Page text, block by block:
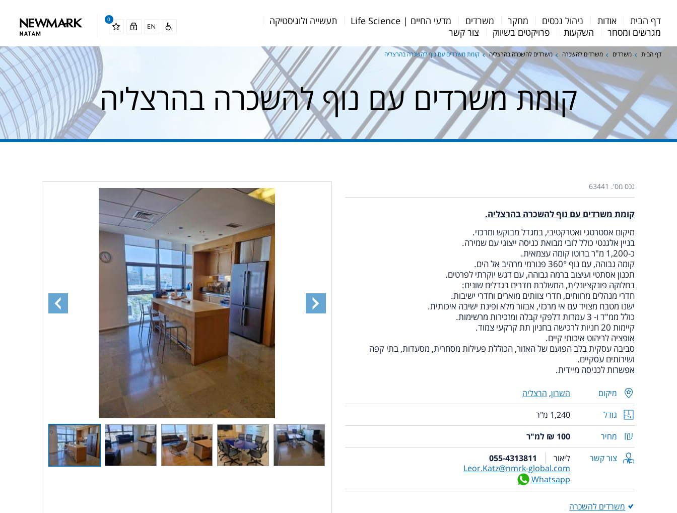
Menu
Bar
דף הבית אודות ניהול נכסים מחקר משרדים מדעי החיים | Life Science
תעשייה ולוגיסטיקה
מגרשים ומסחר
השקעות פרויקטים בשיווק צור קשר
0
דף הבית משרדים משרדים להשכרה משרדים להשכרה בהרצליה קומת משרדים עם נוף להשכרה בהרצליה
קומת משרדים עם נוף להשכרה בהרצליה
נכס מס'. 63441
קומת משרדים עם נוף להשכרה בהרצליה.
מיקום אסטרטגי ואטרקטיבי, במגדל מבוקש ומרכזי.
בניין אלגנטי כולל לובי מבואת כניסה ייצוגי עם שמירה.
כ-1,200 מ"ר ברוטו קומה עצמאית.
קומה גבוהה, עם נוף 360° פנורמי מרהיב אל הים.
תכנון אסתטי ועיצוב ברמה גבוהה, עם דגש יוקרתי לפרטים.
בחלוקה פונקציונלית, המשלבת חדרים בגדלים שונים:
חדרי מנהלים מרווחים, חדרי צוותים מוארים וחדרי ישיבות.
ישנו מטבח מצויד עם אי מרכזי, אבזור מלא ופינת ישיבה איכותית.
כולל ממ"ד ו- 3 עמדות דלפקי קבלה ומזכירות מרשימות.
קיימות 20 חניות לרכישה בחניון תת קרקעי צמוד.
אופציה לריהוט איכותי קיים.
סביבה עסקית בלב הפועם של האזור, הכוללת פעילות מסחרית, מסעדות, בתי קפה
ושירותים עסקיים.
אפשרות לכניסה מיידית.
מיקום השרון, הרצליה
גודל
1,240 מ"ר
מחיר
100 ₪ למ"ר
צור קשר
ליאור
055-4313811
Leor.Katz@nmrk-global.com
Whatsapp
משרדים להשכרה